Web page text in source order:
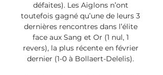
défaites). Les Aiglons n’ont
toutefois gagné qu’une de leurs 3
dernières rencontres dans l’élite
face aux Sang et Or (1 nul, 1
revers), la plus récente en février
dernier (1-0 à Bollaert-Delelis).